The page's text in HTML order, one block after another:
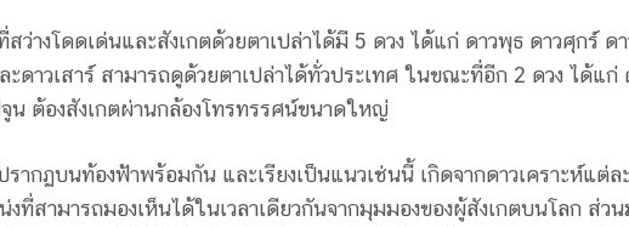
สว่างโดดเด่นและสังเกตด้วยตาเปล่าได้มี 5 ดวง ได้แก่ ดาวพุธ ดาวศุกร์ ด
ดาวเสาร์ สามารถดูด้วยตาเปล่าได้ทั่วประเทศ ในขณะที่อีก 2 ดวง ได้แก่
น ต้องสังเกตผ่านกล้องโทรทรรศน์ขนาดใหญ่
รากฏบนท้องฟ้าพร้อมกัน และเรียงเป็นแนวเช่นนี้ เกิดจากดาวเคราะห์แต่ล
ที่สามารถมองเห็นได้ในเวลาเดียวกันจากมุมมองของผู้สังเกตบนโลก ส่ว